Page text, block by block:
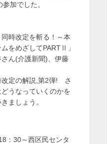
加でした。
時改定を斬る！～本
をめざしてPARTⅡ」
ん(介護新聞)、伊藤
改定の解説,第2弾! さ
うなっていくのかを
ましょう。
：30～西区民センタ